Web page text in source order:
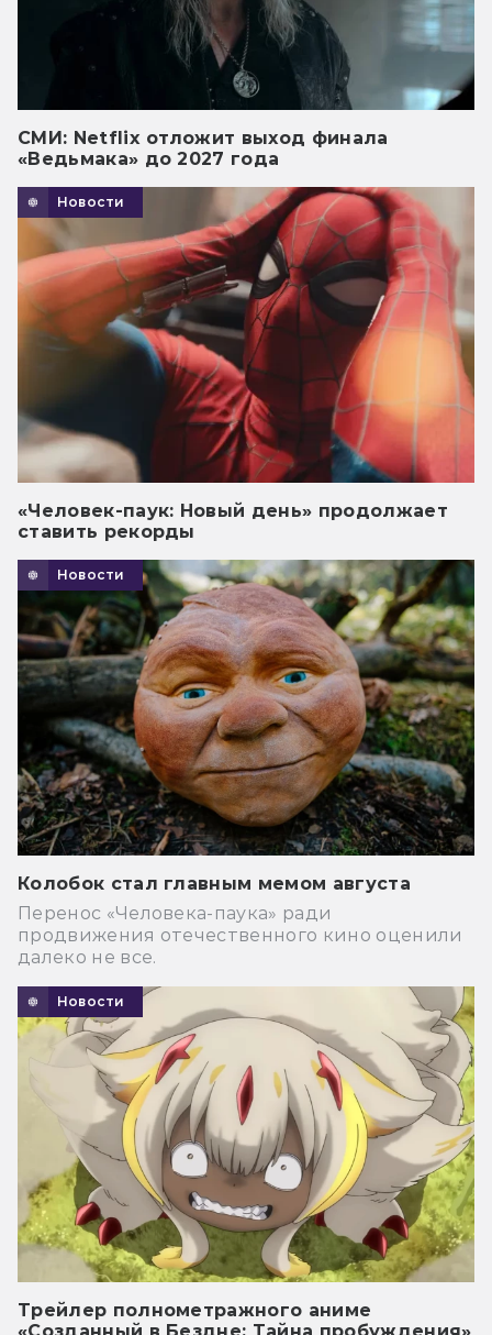
СМИ: Netflix отложит выход финала
«Ведьмака» до 2027 года
Новости
«Человек-паук: Новый день» продолжает
ставить рекорды
Новости
Колобок стал главным мемом августа
Перенос «Человека-паука» ради
продвижения отечественного кино оценили
далеко не все.
Новости
Трейлер полнометражного аниме
«Созданный в Бездне: Тайна пробуждения»